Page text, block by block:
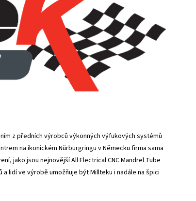
z předních výrobců výkonných výfukových systémů
na ikonickém Nürburgringu v Německu firma sama
jako jsou nejnovější All Electrical CNC Mandrel Tube
lidí ve výrobě umožňuje být Millteku i nadále na špici